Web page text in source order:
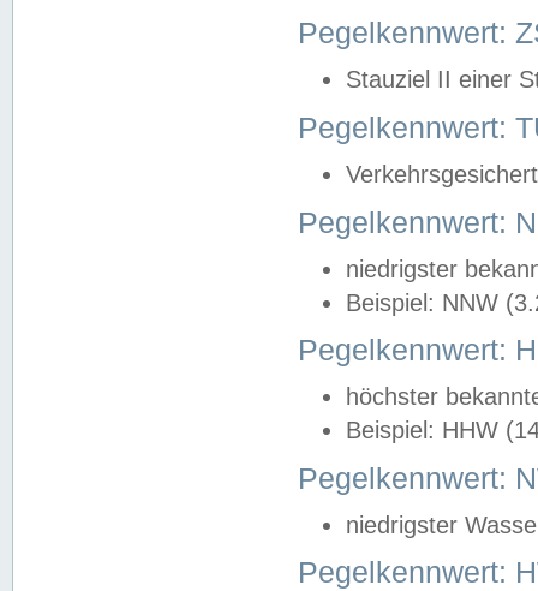
Pegelkennwert:
Stauziel II einer
Pegelkennwert:
Pegelkennwert:
niedrigster
Beispiel: NNW
Pegelkennwert:
höchster
Beispiel: HHW
Pegelkennwert:
niedrigster
Pegelkennwert: